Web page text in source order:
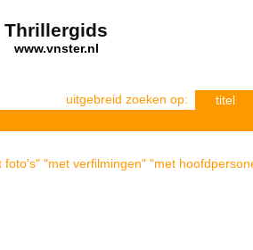
Thrillergids
www.vnster.nl
uitgebreid zoeken op: titel
"met verfilmingen" "met